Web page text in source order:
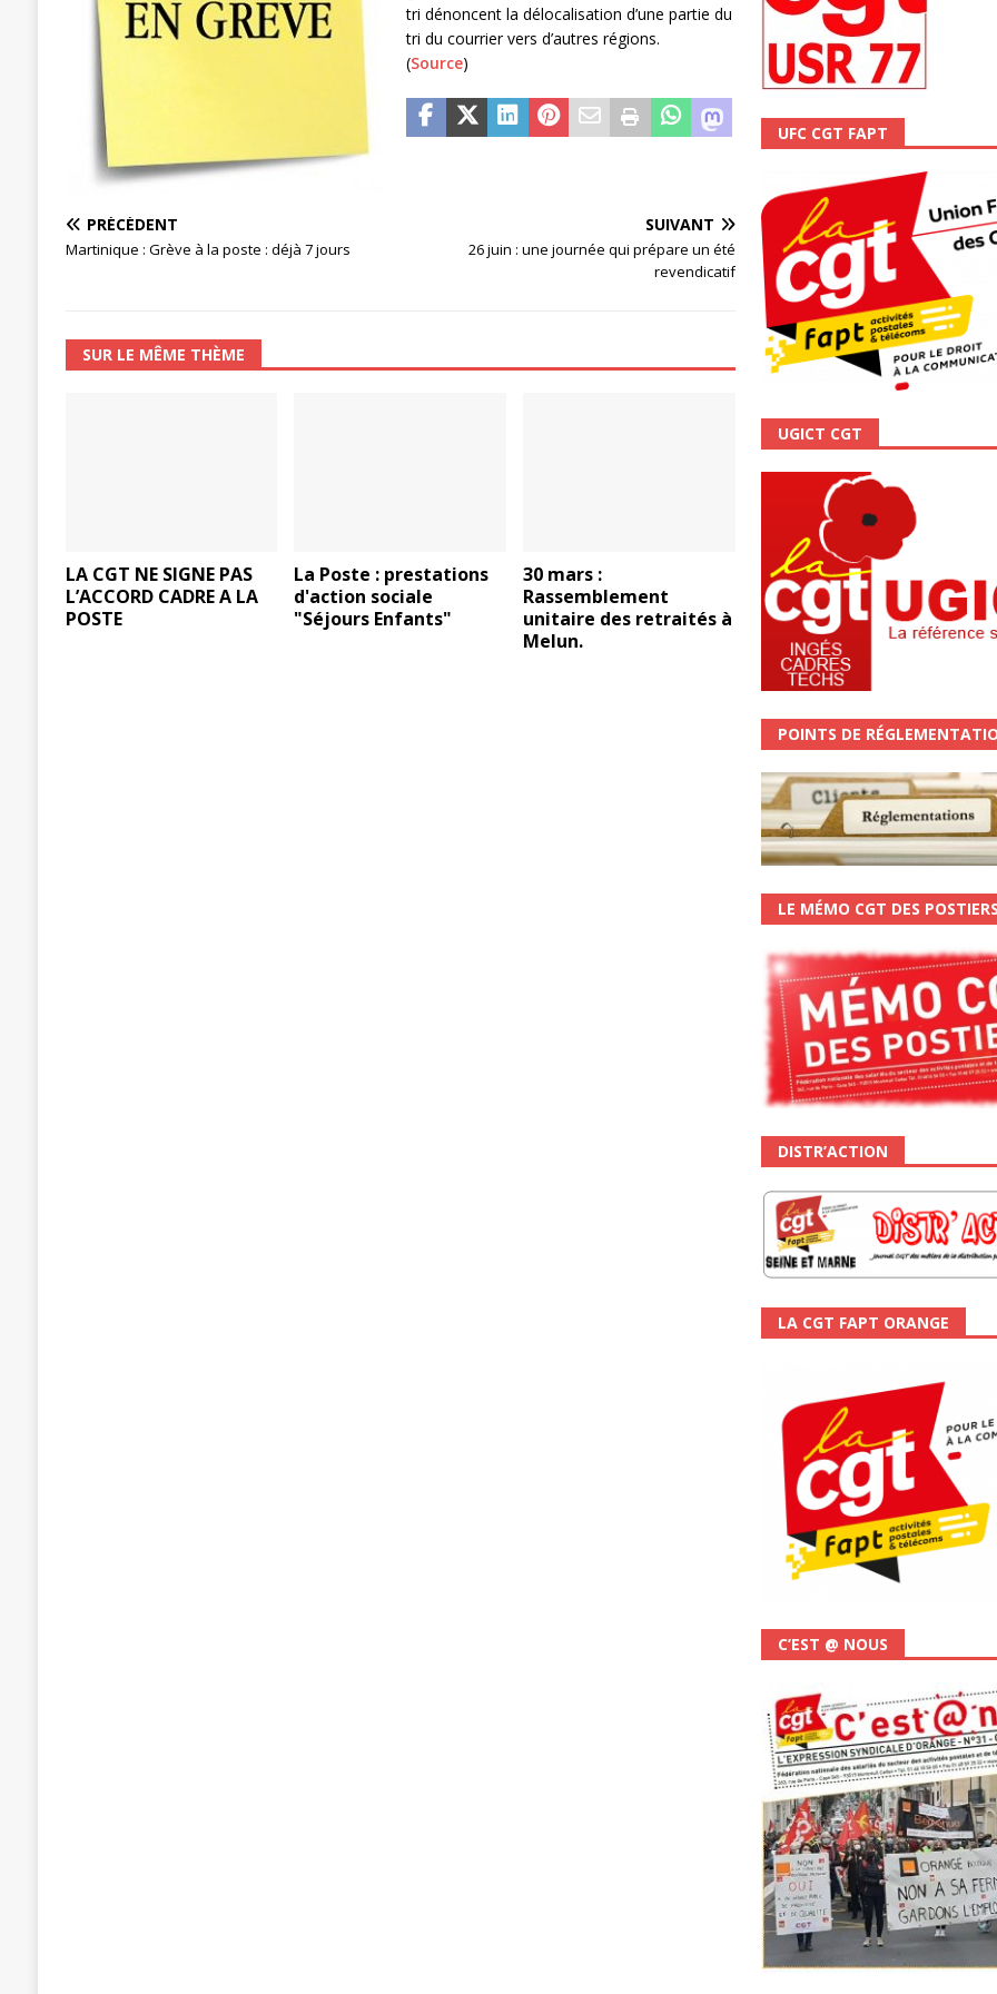
[ 27 avril 2024 ]
1er MAI 2024 ACTUALITÉ
tri dénoncent la délocalisation d’une partie du
tri du courrier vers d’autres régions.
(Source)
PRÉCÉDENT
Martinique : Grève à la poste : déjà 7 jours
SUIVANT
26 juin : une journée qui prépare un été
revendicatif
SUR LE MÊME THÈME
LA CGT NE SIGNE PAS
L’ACCORD CADRE A LA
POSTE
La Poste : prestations
d'action sociale
"Séjours Enfants"
30 mars :
Rassemblement
unitaire des retraités à
Melun.
UFC CGT FAPT
UGICT CGT
POINTS DE
LE MÉMO CGT DES
DISTR’ACTION
LA CGT FAPT ORANGE
C’EST @ NOUS